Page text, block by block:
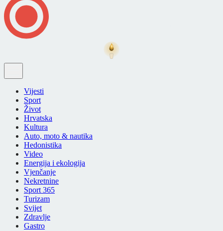
Vijesti
Sport
Život
Hrvatska
Kultura
Auto, moto & nautika
Hedonistika
Video
Energija i ekologija
Vjenčanje
Nekretnine
Sport 365
Turizam
Svijet
Zdravlje
Gastro